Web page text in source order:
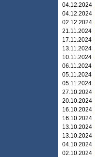
04.12.2024
04.12.2024
02.12.2024
21.11.2024
17.11.2024
13.11.2024
10.11.2024
06.11.2024
05.11.2024
05.11.2024
27.10.2024
20.10.2024
16.10.2024
16.10.2024
13.10.2024
13.10.2024
04.10.2024
02.10.2024